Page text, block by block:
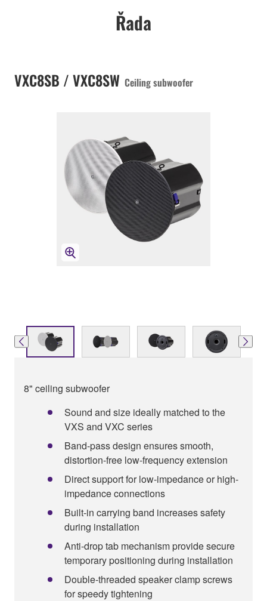
Řada
VXC8SB / VXC8SW Ceiling subwoofer
8" ceiling subwoofer
Sound and size ideally matched to the
VXS and VXC series
Band-pass design ensures smooth,
distortion-free low-frequency extension
Direct support for low-impedance or high-
impedance connections
Built-in carrying band increases safety
during installation
Anti-drop tab mechanism provide secure
temporary positioning during installation
Double-threaded speaker clamp screws
for speedy tightening